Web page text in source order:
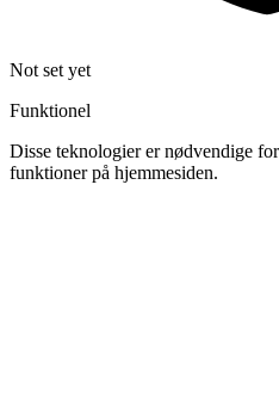
Not set yet
Funktionel
Disse teknologier er nødvendige
funktioner på hjemmesiden.